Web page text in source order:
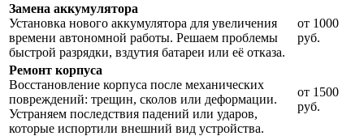
Замена аккумулятора
Установка нового аккумулятора для увеличения
времени автономной работы. Решаем проблемы
быстрой разрядки, вздутия батареи или её отказа.
от 1000
руб.
Ремонт корпуса
Восстановление корпуса после механических
повреждений: трещин, сколов или деформации.
Устраняем последствия падений или ударов,
которые испортили внешний вид устройства.
от 1500
руб.